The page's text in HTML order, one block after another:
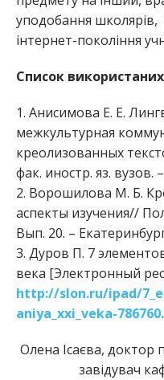
уподобання
інтернет-покоління
Список
1. Анисимова Е. Е.
межкультурная
креолизованных
фак. иностр. яз. вузов.
2. Ворошилова М. Б.
аспекты изучения//
Вып. 20. –
3. Дуров П. 7
века [Электронный
http://slon.ru/ipad/
aniya_xxi_veka-
Олена Ісаєва, доктор
завідувач